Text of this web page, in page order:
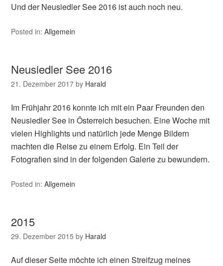
Und der Neusiedler See 2016 ist auch noch neu.
Posted in:Allgemein
Neusiedler See 2016
21. Dezember 2017 by Harald
Im Frühjahr 2016 konnte ich mit ein Paar Freunden den
Neusiedler See in Österreich besuchen. Eine Woche mit
vielen Highlights und natürlich jede Menge Bildern
machten die Reise zu einem Erfolg. Ein Teil der
Fotografien sind in der folgenden Galerie zu bewundern.
Posted in:Allgemein
2015
29. Dezember 2015 by Harald
Auf dieser Seite möchte ich einen Streifzug meines